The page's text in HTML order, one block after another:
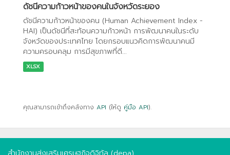
ดัชนีความก้าวหน้าของคนในจังหวัดระยอง
ดัชนีความก้าวหน้าของคน (Human Achievement Index -
HAI) เป็นดัชนีที่สะท้อนความก้าวหน้า การพัฒนาคนในระดับ
จังหวัดของประเทศไทย โดยกรอบแนวคิดการพัฒนาคนมี
ความครอบคลุม การมีสุขภาพที่ดี...
XLSX
คุณสามารถเข้าถึงคลังทาง API (ให้ดู คู่มือ API).